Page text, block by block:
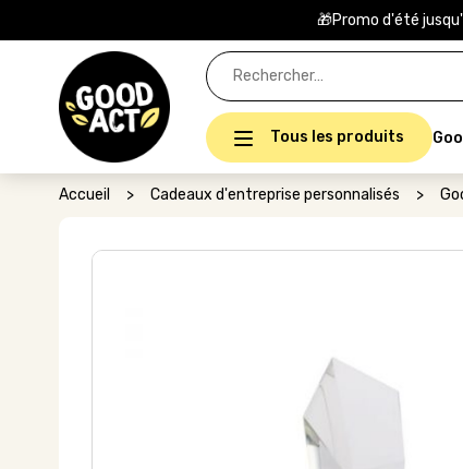
🎁Promo d'été
Rechercher :
Tous les produits
Accueil > Cadeaux d'entreprise personnalisés >